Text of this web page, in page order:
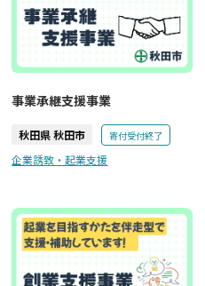
事業承継支援事業
秋田県 秋田市 寄付受付終了
企業誘致・起業支援